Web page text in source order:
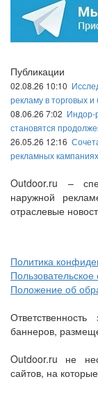
Публикации
02.08.26 10:10
рекламу в торговых
08.06.26 7:02 Индор-
становятся
26.05.26 12:16
рекламных
Outdoor.ru –
наружной
отраслевые
Политика
Положение об
баннеров,
Outdoor.ru не
сайтов, на